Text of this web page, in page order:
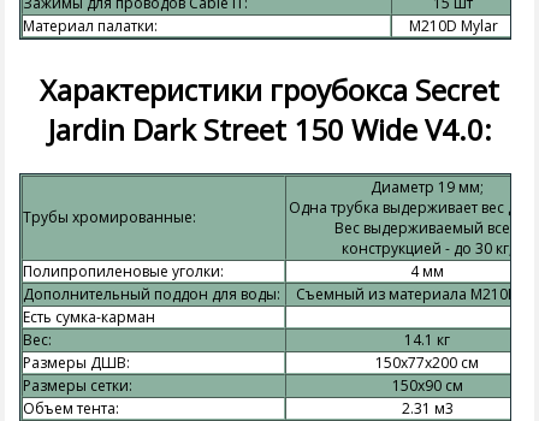
Материал палатки:
М210D Mylar
Характеристики гроубокса Secret
Jardin Dark Street 150 Wide V4.0:
Трубы хромированные:
Диаметр 19 мм;
Одна трубка выдерживает вес до
Вес выдерживаемый всей
конструкцией - до 30 кг;
Полипропиленовые уголки:
4 мм
Дополнительный поддон для воды:
Съемный из материала М210D
Есть сумка-карман
Вес:
14.1 кг
Размеры ДШВ:
150х77х200 см
Размеры сетки:
150х90 см
Объем тента:
2.31 м3